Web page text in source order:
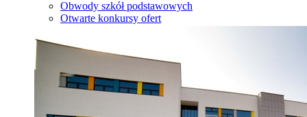
Obwody szkół podstawowych
Otwarte konkursy ofert